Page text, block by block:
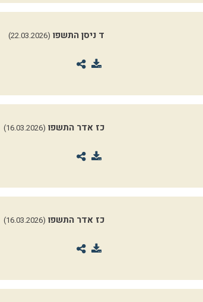
ד ניסן התשפו (22.03.2026)
כז אדר התשפו (16.03.2026)
כז אדר התשפו (16.03.2026)